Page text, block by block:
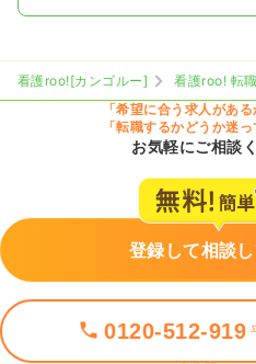
看護roo![カンゴルー] 看護roo! 転職
「希望に合う求人がある
「転職するかどうか迷
お気軽にご相談
登録して相談
0120-512-919